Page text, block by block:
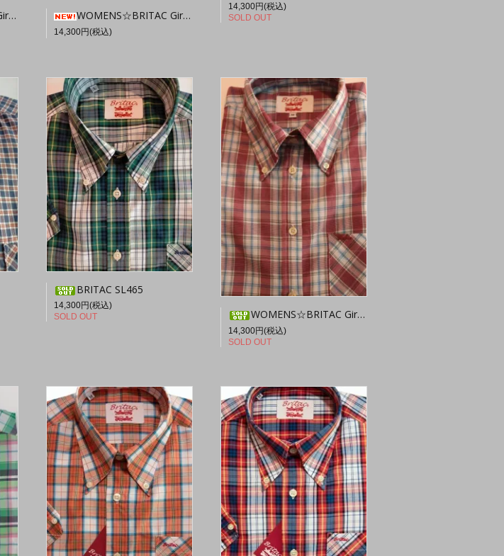
WOMENS☆BRITAC Girl SL38
14,300円(税込)
14,300円(税込)
SOLD OUT
BRITAC SL465
14,300円(税込)
SOLD OUT
WOMENS☆BRITAC Girl SL40
14,300円(税込)
SOLD OUT